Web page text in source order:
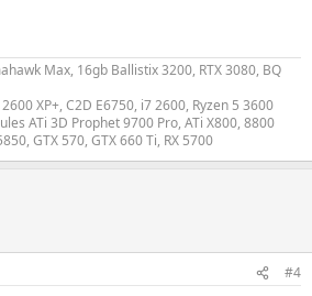
Max, 16gb Ballistix 3200, RTX 3080, BQ
XP+, C2D E6750, i7 2600, Ryzen 5 3600
ATi 3D Prophet 9700 Pro, ATi X800, 8800
GTX 570, GTX 660 Ti, RX 5700
#4